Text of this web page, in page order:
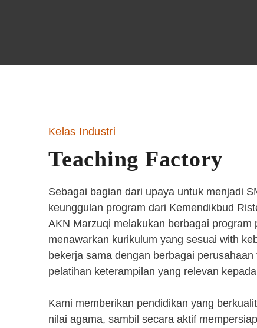
Kelas Industri
Teaching Factory
Sebagai bagian dari upaya untuk menjadi
keunggulan program dari Kemendikbud
AKN Marzuqi melakukan berbagai program
menawarkan kurikulum yang sesuai with
bekerja sama dengan berbagai
pelatihan keterampilan yang relevan
Kami memberikan pendidikan yang
nilai agama, sambil secara aktif